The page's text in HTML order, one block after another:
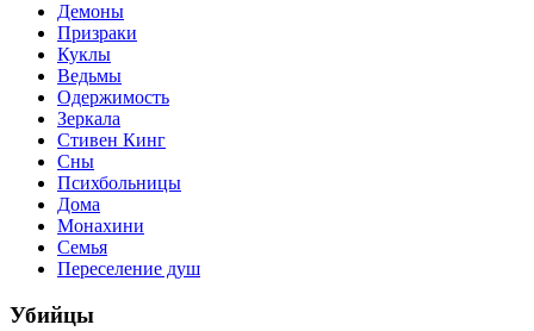
Демоны
Призраки
Куклы
Ведьмы
Одержимость
Зеркала
Стивен Кинг
Сны
Психбольницы
Дома
Монахини
Семья
Переселение душ
Убийцы